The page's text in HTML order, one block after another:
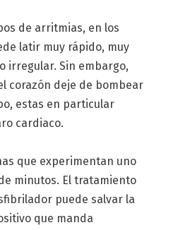
de arritmias, en los
latir muy rápido, muy
irregular. Sin embargo,
corazón deje de bombear
estas en particular
cardiaco.
que experimentan uno
minutos. El tratamiento
puede salvar la
que manda